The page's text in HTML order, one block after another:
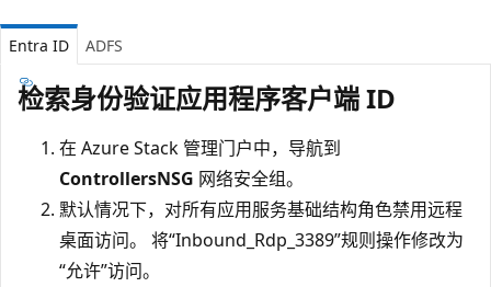
Entra ID ADFS
检索身份验证应用程序客户端 ID
在 Azure Stack 管理门户中，导航到
ControllersNSG 网络安全组。
默认情况下，对所有应用服务基础结构角色禁用远程
桌面访问。 将“Inbound_Rdp_3389”规则操作修改为
“允许”访问。